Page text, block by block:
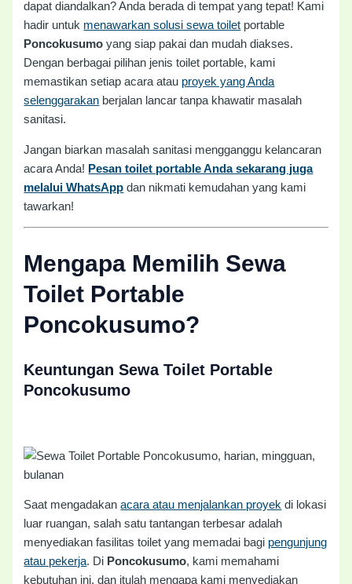
dapat diandalkan? Anda berada di tempat yang tepat! Kami
hadir untuk menawarkan solusi sewa toilet portable
Poncokusumoyang siap pakai dan mudah diakses.
Dengan berbagai pilihan jenis toilet portable, kami
memastikan setiap acara atau proyek yang Anda
selenggarakan berjalan lancar tanpa khawatir masalah
sanitasi.
Jangan biarkan masalah sanitasi mengganggu kelancaran
acara Anda! Pesan toilet portable Anda sekarang juga
melalui WhatsApp dan nikmati kemudahan yang kami
tawarkan!
Mengapa Memilih Sewa
Toilet Portable
Poncokusumo?
Keuntungan Sewa Toilet Portable
Poncokusumo
Saat mengadakanacara atau menjalankan proyek di lokasi
luar ruangan, salah satu tantangan terbesar adalah
menyediakan fasilitas toilet yang memadai bagi pengunjung
atau pekerja. Di Poncokusumo, kami memahami
kebutuhan ini, dan itulah mengapa kami menyediakan